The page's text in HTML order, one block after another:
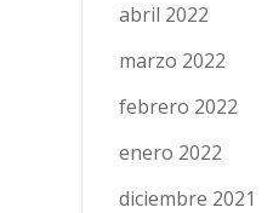
abril 2022
marzo 2022
febrero 2022
enero 2022
diciembre 2021